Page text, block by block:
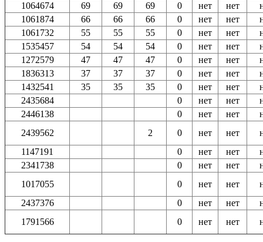
1064674
69 69 69 0 нет нет
1061874
66 66 66 0 нет нет
1061732
55 55 55 0 нет нет
1535457
54 54 54 0 нет нет
1272579
47 47 47 0 нет нет
1836313
37 37 37 0 нет нет
1432541
35 35 35 0 нет нет
2435684
0 нет нет
2446138
0 нет нет
2439562
2 0 нет нет
1147191
0 нет нет
2341738
0 нет нет
1017055
0 нет нет
2437376
0 нет нет
1791566
0 нет нет